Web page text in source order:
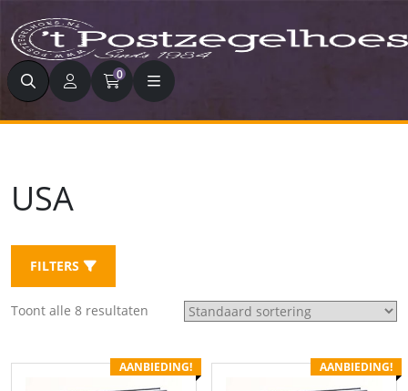
Zoeken 0
USA
FILTERS
Toont alle 8 resultaten
AANBIEDING! AANBIEDING!